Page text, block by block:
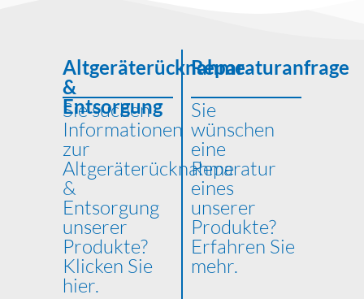
Altgeräterücknahme
&
Entsorgung
Sie suchen
Informationen
zur
Altgeräterücknahme
&
Entsorgung
unserer
Produkte?
Klicken Sie
hier.
Reparaturanfrage
Sie
wünschen
eine
Reparatur
eines
unserer
Produkte?
Erfahren Sie
mehr.